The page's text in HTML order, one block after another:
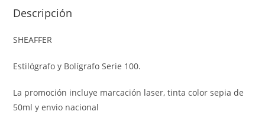
Descripción
SHEAFFER
Estilógrafo y Bolígrafo Serie 100.
La promoción incluye marcación laser, tinta color sepia de
50ml y envio nacional